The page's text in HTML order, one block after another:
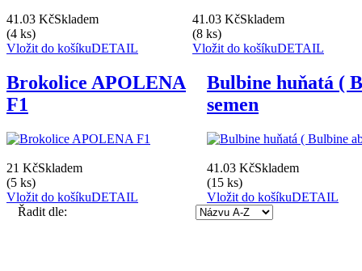
41.03 KčSkladem
(4 ks)
Vložit do košíkuDETAIL
41.03 KčSkladem
(8 ks)
Vložit do košíkuDETAIL
Brokolice APOLENA
F1
Bulbine huňatá (
semen
21 KčSkladem
(5 ks)
Vložit do košíkuDETAIL
41.03 KčSkladem
(15 ks)
Vložit do košíkuDETAIL
Řadit dle: